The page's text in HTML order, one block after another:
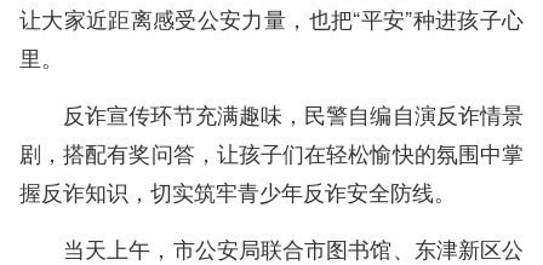
让大家近距离感受公安力量，也把“平安”种进孩子心
里。
反诈宣传环节充满趣味，民警自编自演反诈情景
剧，搭配有奖问答，让孩子们在轻松愉快的氛围中掌
握反诈知识，切实筑牢青少年反诈安全防线。
当天上午，市公安局联合市图书馆、东津新区公